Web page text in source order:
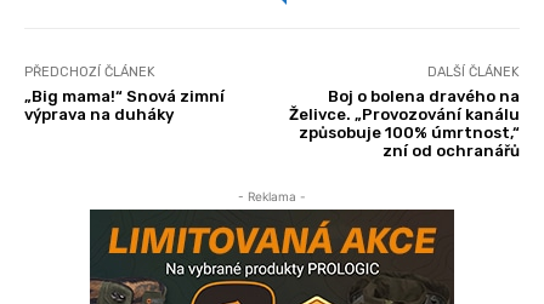
PŘEDCHOZÍ ČLÁNEK
„Big mama!“ Snová zimní
výprava na duháky
DALŠÍ ČLÁNEK
Boj o bolena dravého na
Želivce. „Provozování kanálu
způsobuje 100% úmrtnost,“
zní od ochranářů
- Reklama -